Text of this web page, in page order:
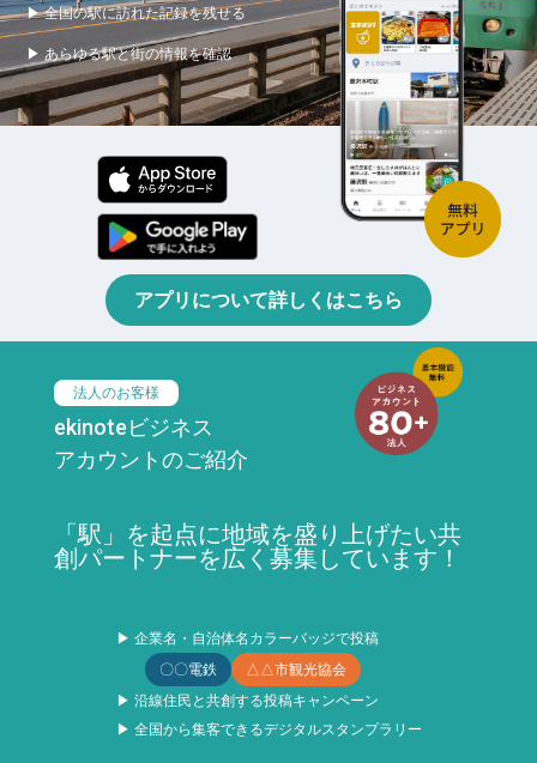
▶ 全国の駅に訪れた記録を残せる
▶ あらゆる駅と街の情報を確認
アプリについて詳しくはこちら
法人のお客様
ekinoteビジネス
アカウントのご紹介
「駅」を起点に地域を盛り上げたい共
創パートナーを広く募集しています！
▶ 企業名・自治体名カラーバッジで投稿
〇〇電鉄
△△市観光協会
▶ 沿線住民と共創する投稿キャンペーン
▶ 全国から集客できるデジタルスタンプラリー